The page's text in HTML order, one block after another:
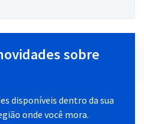
sobre
disponíveis dentro da sua
onde você mora.